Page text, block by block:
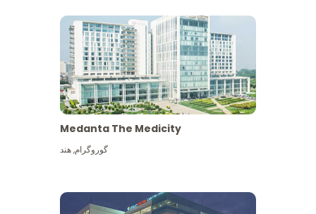
Medanta The Medicity
گوروگرام,هند